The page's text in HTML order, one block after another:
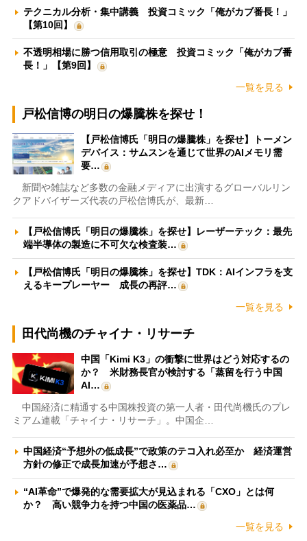
テクニカル分析・集中講義 投資コミック「俺がカブ番長！」
【第10回】
不透明相場に勝つ信用取引の極意 投資コミック「俺がカブ番
長！」【第9回】
一覧を見る
戸松信博の明日の爆騰株を探せ！
【戸松信博氏「明日の爆騰株」を探せ】トーメン
デバイス：サムスンを通じて世界のAIメモリ需
要…
新聞や雑誌など多数の金融メディアに出演するグローバルリン
クアドバイザーズ代表の戸松信博氏が、最新…
【戸松信博氏「明日の爆騰株」を探せ】レーザーテック：最先
端半導体の製造に不可欠な検査装…
【戸松信博氏「明日の爆騰株」を探せ】TDK：AIインフラを支
えるキープレーヤー 成長の再評…
一覧を見る
田代尚機のチャイナ・リサーチ
中国「Kimi K3」の衝撃に世界はどう対応するの
か？ 米財務長官が検討する「蒸留を行う中国
AI…
中国経済に精通する中国株投資の第一人者・田代尚機氏のプレ
ミアム連載「チャイナ・リサーチ」。中国企…
中国経済“予想外の低成長”で政策のテコ入れ必至か 経済運営
方針の修正で成長加速が予想さ…
“AI革命”で爆発的な需要拡大が見込まれる「CXO」とは何
か？ 高い競争力を持つ中国の医薬品…
一覧を見る